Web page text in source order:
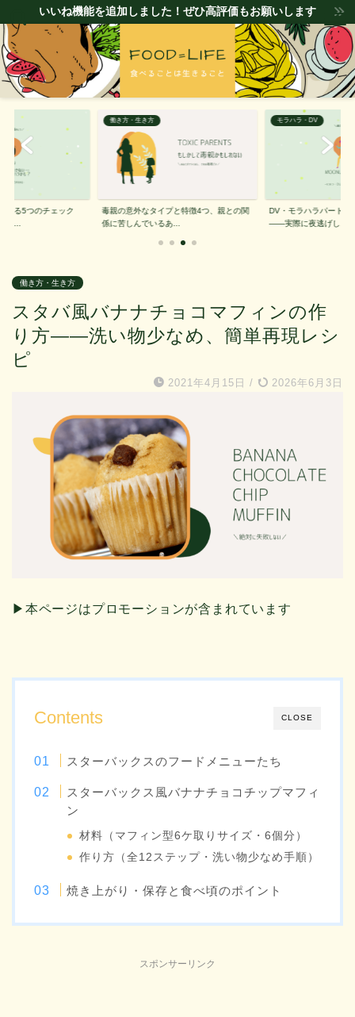
いいね機能を追加しました！ぜひ高評価もお願いします
める5つのチェック
動...
働き方・生き方
毒親の意外なタイプと特徴4つ、親との関
係に苦しんでいるあ...
モラハラ・DV
DV・モラハラパートナ
——実際に夜逃げし...
働き方・生き方
スタバ風バナナチョコマフィンの作
り方——洗い物少なめ、簡単再現レシ
ピ
2021年4月15日 / 2026年6月3日
▶︎本ページはプロモーションが含まれています
CLOSE
Contents
スターバックスのフードメニューたち
スターバックス風バナナチョコチップマフィ
ン
材料（マフィン型6ケ取りサイズ・6個分）
作り方（全12ステップ・洗い物少なめ手順）
焼き上がり・保存と食べ頃のポイント
スポンサーリンク